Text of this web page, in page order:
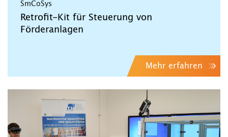
SmCoSys
Retrofit-Kit für Steuerung von
Förderanlagen
Mehr erfahren